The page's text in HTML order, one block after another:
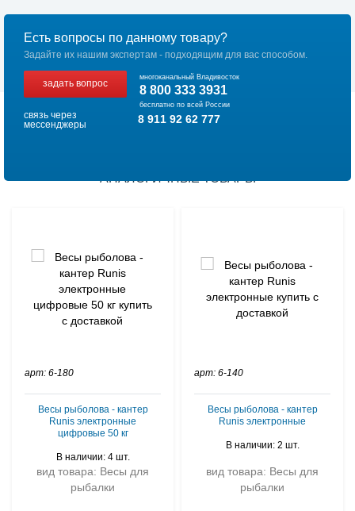
Есть вопросы по данному товару?
Задайте их нашим экспертам - подходящим для вас способом.
задать вопрос
многоканальный Владивосток
8 800 333 3931
бесплатно по всей России
связь через
мессенджеры
8 911 92 62 777
АНАЛОГИЧНЫЕ ТОВАРЫ
арт: 6-180
Весы рыболова - кантер
Runis электронные
цифровые 50 кг
В наличии: 4 шт.
вид товара: Весы для
рыбалки
арт: 6-140
Весы рыболова - кантер
Runis электронные
В наличии: 2 шт.
вид товара: Весы для
рыбалки